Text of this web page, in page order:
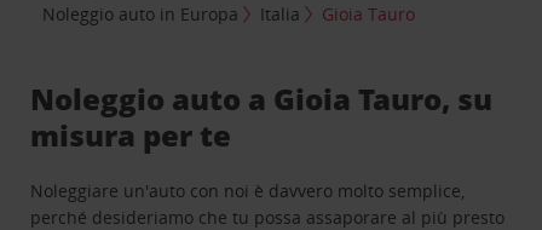
Noleggio auto in Europa
Italia Gioia Tauro
Noleggio auto a Gioia Tauro, su
misura per te
Noleggiare un'auto con noi è davvero molto semplice,
perché desideriamo che tu possa assaporare al più presto